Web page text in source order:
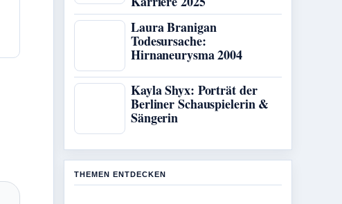
Laura Branigan
Todesursache:
Hirnaneurysma 2004
Kayla Shyx: Porträt der
Berliner Schauspielerin &
Sängerin
THEMEN ENTDECKEN